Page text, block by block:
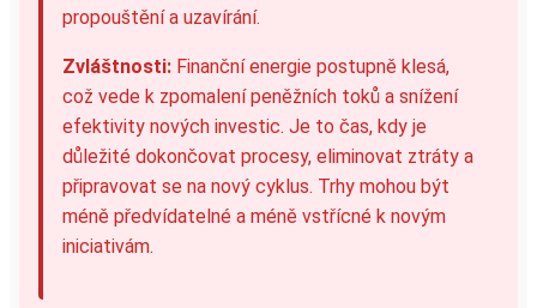
propouštění a uzavírání.
Zvláštnosti: Finanční energie postupně klesá,
což vede k zpomalení peněžních toků a snížení
efektivity nových investic. Je to čas, kdy je
důležité dokončovat procesy, eliminovat ztráty a
připravovat se na nový cyklus. Trhy mohou být
méně předvídatelné a méně vstřícné k novým
iniciativám.